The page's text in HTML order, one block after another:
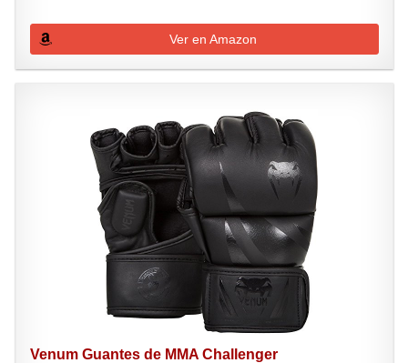
Ver en Amazon
Venum Guantes de MMA Challenger